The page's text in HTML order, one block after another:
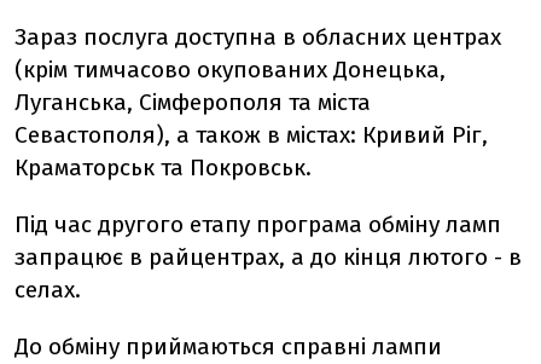
Зараз послуга доступна в обласних центрах
(крім тимчасово окупованих Донецька,
Луганська, Сімферополя та міста
Севастополя), а також в містах: Кривий Ріг,
Краматорськ та Покровськ.
Під час другого етапу програма обміну ламп
запрацює в райцентрах, а до кінця лютого - в
селах.
До обміну приймаються справні лампи